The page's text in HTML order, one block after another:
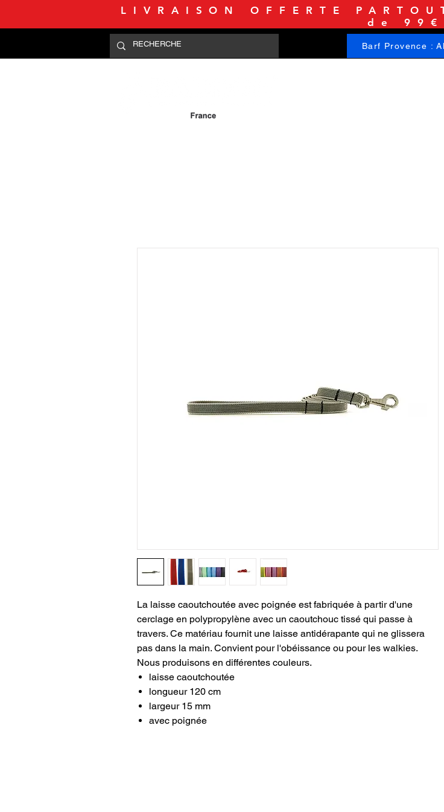
LIVRAISON OFFERTE
de 99€
Barf Provence :
La laisse caoutchoutée avec poignée est fabriquée à partir d'une
cerclage en polypropylène avec un caoutchouc tissé qui passe à
travers. Ce matériau fournit une laisse antidérapante qui ne glissera
pas dans la main. Convient pour l'obéissance ou pour les walkies.
Nous produisons en différentes couleurs.
laisse caoutchoutée
longueur 120 cm
largeur 15 mm
avec poignée